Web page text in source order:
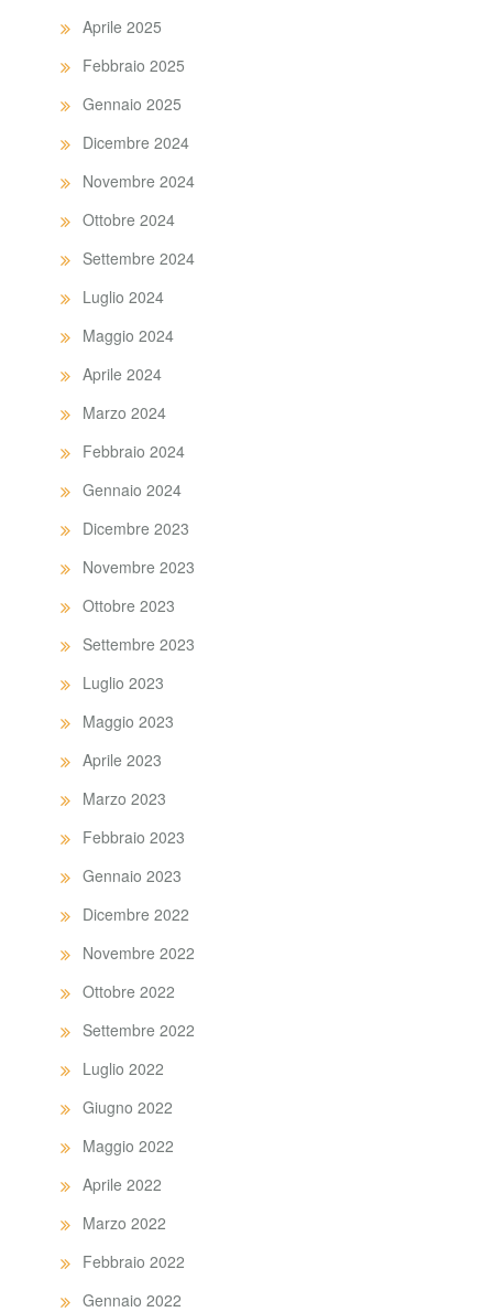
Aprile 2025
Febbraio 2025
Gennaio 2025
Dicembre 2024
Novembre 2024
Ottobre 2024
Settembre 2024
Luglio 2024
Maggio 2024
Aprile 2024
Marzo 2024
Febbraio 2024
Gennaio 2024
Dicembre 2023
Novembre 2023
Ottobre 2023
Settembre 2023
Luglio 2023
Maggio 2023
Aprile 2023
Marzo 2023
Febbraio 2023
Gennaio 2023
Dicembre 2022
Novembre 2022
Ottobre 2022
Settembre 2022
Luglio 2022
Giugno 2022
Maggio 2022
Aprile 2022
Marzo 2022
Febbraio 2022
Gennaio 2022